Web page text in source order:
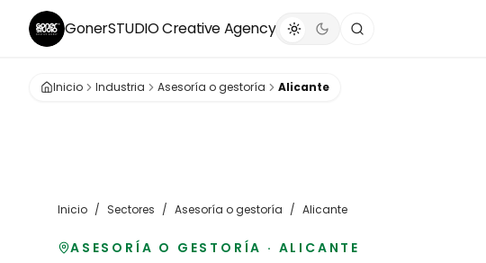
GonerSTUDIOCreative Agency
Inicio Industria Asesoría o gestoría Alicante
Inicio / Sectores / Asesoría o gestoría / Alicante
ASESORÍA O GESTORÍA · ALICANTE